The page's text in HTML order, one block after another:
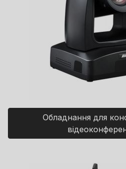
Обладнання для